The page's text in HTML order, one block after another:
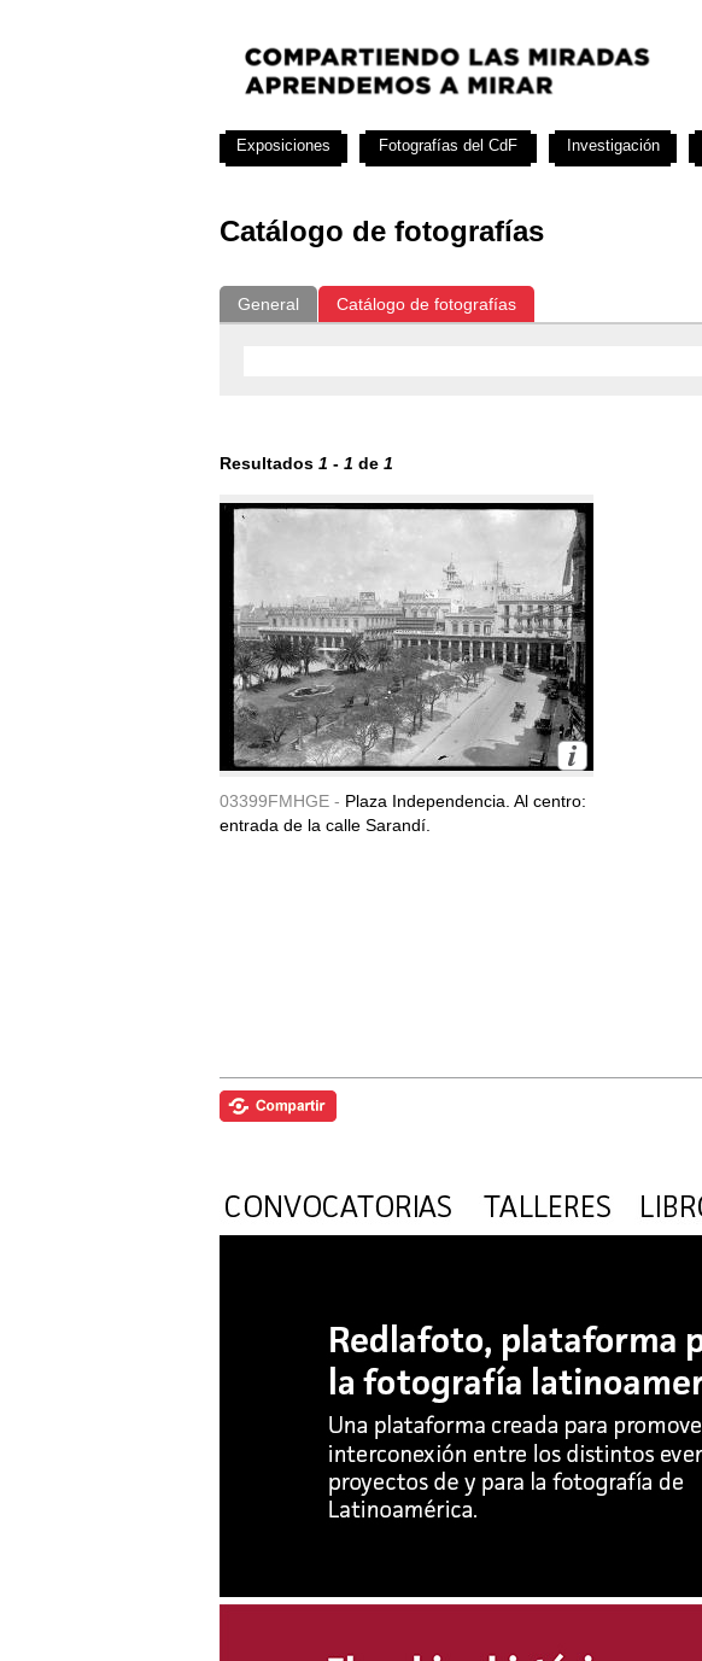
Catálogo de fotografías
General Catálogo de fotografías
Resultados 1 - 1 de 1
03399FMHGE - Plaza Independencia. Al centro:
entrada de la calle Sarandí.
Exposiciones Fotografías del CdF Investigación